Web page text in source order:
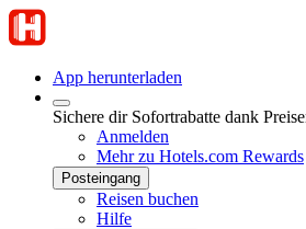
App herunterladen
Sichere dir Sofortrabatte dank
Anmelden
Mehr zu Hotels.com Rewards
Posteingang
Reisen buchen
Hilfe